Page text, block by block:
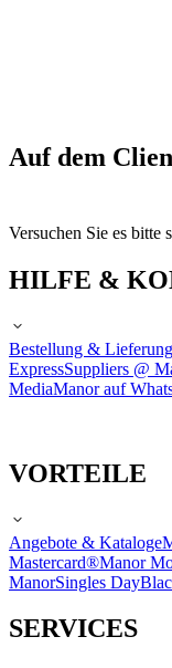
Auf dem
Versuchen Sie es bitte
HILFE &
Bestellung & Lieferung
ExpressSuppliers @
MediaManor auf
VORTEILE
Angebote & Kataloge
Mastercard®Manor
ManorSingles Day
SERVICES